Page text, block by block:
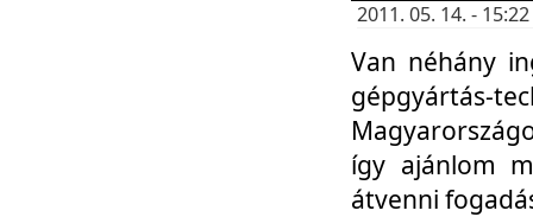
2011. 05. 14. -
Van néhány
gépgyártás-
így ajánlom
átvenni